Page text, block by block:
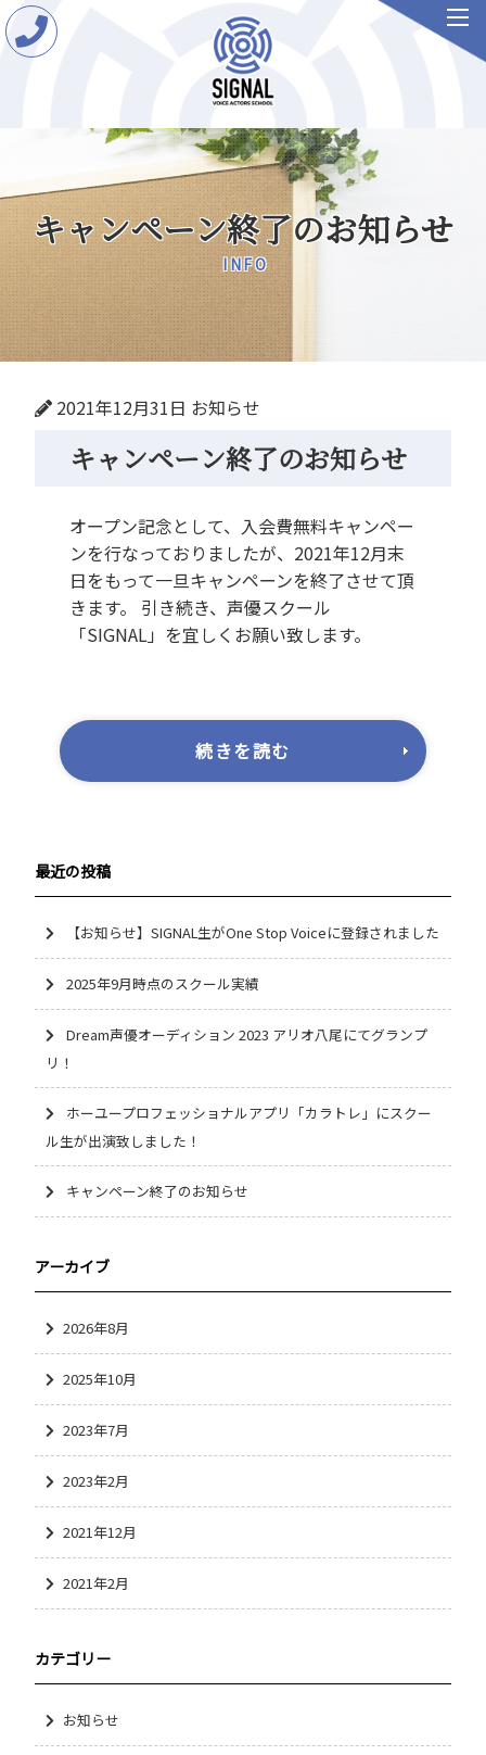
キャンペーン終了のお知らせ
INFO
2021年12月31日 お知らせ
キャンペーン終了のお知らせ
オープン記念として、入会費無料キャンペー
ンを行なっておりましたが、2021年12月末
日をもって一旦キャンペーンを終了させて頂
きます。 引き続き、声優スクール
「SIGNAL」を宜しくお願い致します。
続きを読む
最近の投稿
【お知らせ】SIGNAL生がOne Stop Voiceに登録されました
2025年9月時点のスクール実績
Dream声優オーディション 2023 アリオ八尾にてグランプ
リ！
ホーユープロフェッショナルアプリ「カラトレ」にスクー
ル生が出演致しました！
キャンペーン終了のお知らせ
アーカイブ
2026年8月
2025年10月
2023年7月
2023年2月
2021年12月
2021年2月
カテゴリー
お知らせ